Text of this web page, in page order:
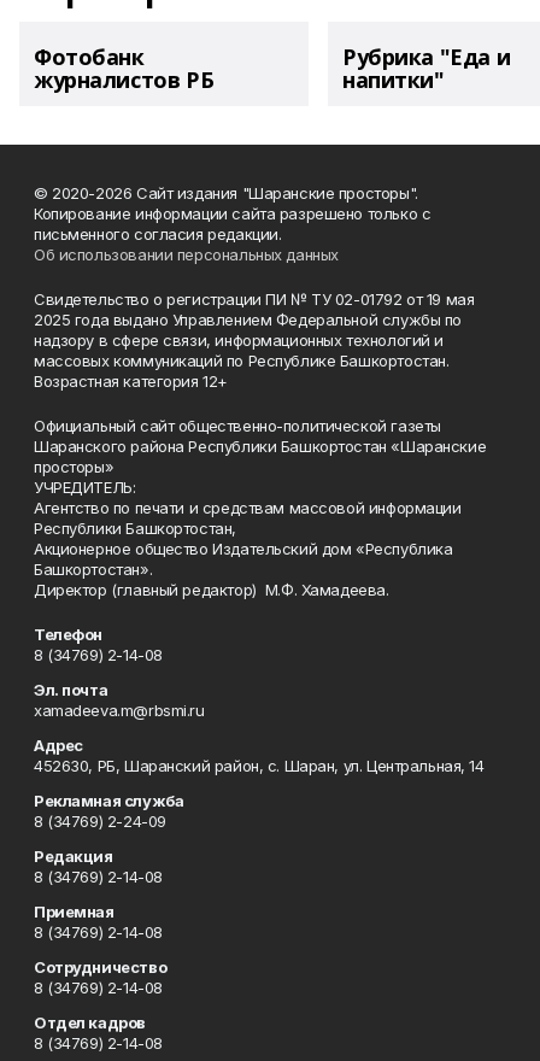
Фотобанк
журналистов РБ
Рубрика "Еда и
напитки"
© 2020-2026 Сайт издания "Шаранские просторы".
Копирование информации сайта разрешено только с
письменного согласия редакции.
Об использовании персональных данных
Свидетельство о регистрации ПИ № ТУ 02-01792 от 19 мая
2025 года выдано Управлением Федеральной службы по
надзору в сфере связи, информационных технологий и
массовых коммуникаций по Республике Башкортостан.
Возрастная категория 12+
Официальный сайт общественно-политической газеты
Шаранского района Республики Башкортостан «Шаранские
просторы»
УЧРЕДИТЕЛЬ:
Агентство по печати и средствам массовой информации
Республики Башкортостан,
Акционерное общество Издательский дом «Республика
Башкортостан».
Директор (главный редактор) М.Ф. Хамадеева.
Телефон
8 (34769) 2-14-08
Эл. почта
xamadeeva.m@rbsmi.ru
Адрес
452630, РБ, Шаранский район, с. Шаран, ул. Центральная, 14
Рекламная служба
8 (34769) 2-24-09
Редакция
8 (34769) 2-14-08
Приемная
8 (34769) 2-14-08
Сотрудничество
8 (34769) 2-14-08
Отдел кадров
8 (34769) 2-14-08